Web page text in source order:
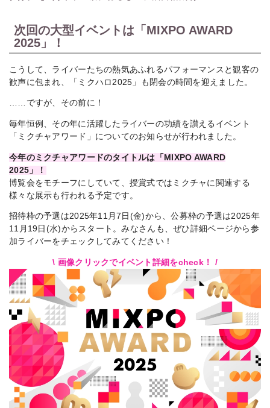
次回の大型イベントは「MIXPO AWARD
2025」！
こうして、ライバーたちの熱気あふれるパフォーマンスと観客の
歓声に包まれ、「ミクハロ2025」も閉会の時間を迎えました。
……ですが、その前に！
毎年恒例、その年に活躍したライバーの功績を讃えるイベント
「ミクチャアワード」についてのお知らせが行われました。
今年のミクチャアワードのタイトルは「MIXPO AWARD
2025」！
博覧会をモチーフにしていて、授賞式ではミクチャに関連する
様々な展示も行われる予定です。
招待枠の予選は2025年11月7日(金)から、公募枠の予選は2025年
11月19日(水)からスタート。みなさんも、ぜひ詳細ページから参
加ライバーをチェックしてみてください！
\ 画像クリックでイベント詳細をcheck！ /